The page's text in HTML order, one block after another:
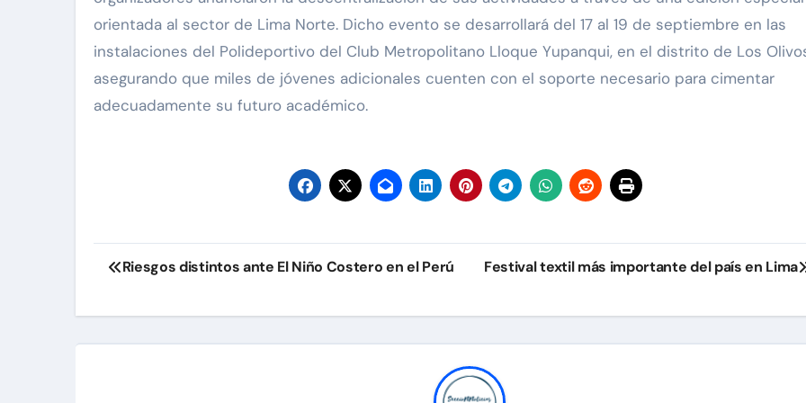
orientada al sector de Lima Norte. Dicho evento se desarrollará del 17 al 19 de septiembre en las
instalaciones del Polideportivo del Club Metropolitano Lloque Yupanqui, en el distrito de Los
asegurando que miles de jóvenes adicionales cuenten con el soporte necesario para cimentar
adecuadamente su futuro académico.
Navegación
Riesgos distintos ante El Niño Costero en el Perú Festival textil más importante del país en Lima